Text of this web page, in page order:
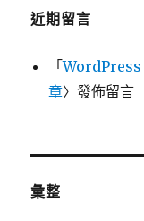
近期留言
「WordPress
章〉發佈留言
彙整